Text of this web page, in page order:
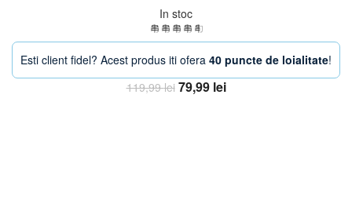
In stoc
Esti client fidel? Acest produs iti ofera 40 puncte de loialitate!
119,99lei Prețul
79,99 leiPrețul